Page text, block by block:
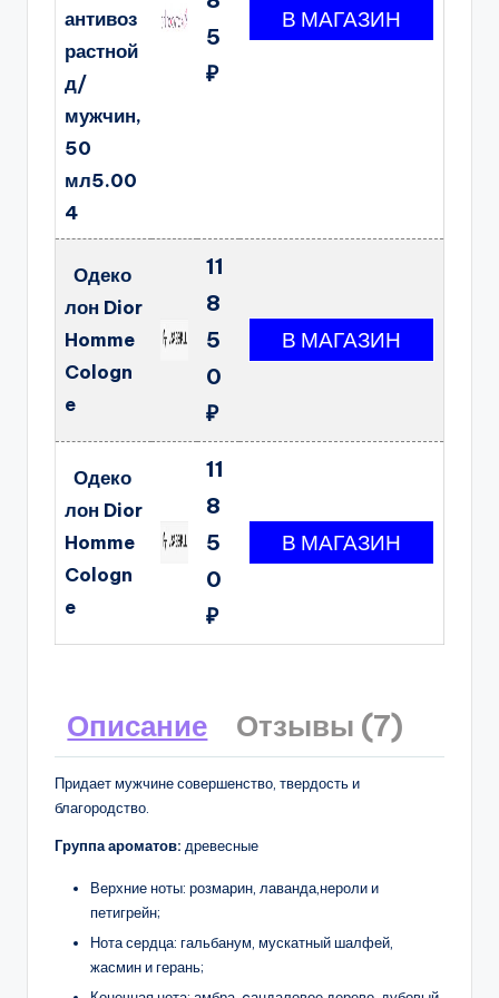
антивоз
растной
д/
мужчин,
50
мл5.00
4
5
₽
Одеко
лон Dior
Homme
Cologn
e
11
8
5
0
₽
Одеко
лон Dior
Homme
Cologn
e
11
8
5
0
₽
Описание Отзывы (7)
Придает мужчине совершенство, твердость и
благородство.
Группа ароматов: древесные
Верхние ноты: розмарин, лаванда,нероли и
петигрейн;
Нота сердца: гальбанум, мускатный шалфей,
жасмин и герань;